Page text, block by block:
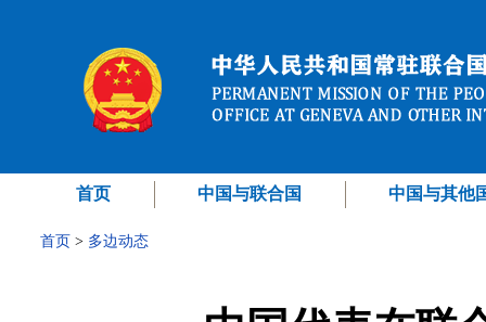
首页 中国与联合国 中国与其他
首页 > 多边动态